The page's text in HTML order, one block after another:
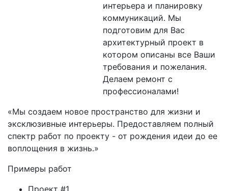
интерьера и планировку
коммуникаций. Мы
подготовим для Вас
архитектурный проект в
котором описаны все Ваши
требования и пожелания.
Делаем ремонт с
профессионалами!
«Мы создаем новое пространство для жизни и
эксклюзивные интерьеры. Предоставляем полный
спектр работ по проекту - от рождения идеи до ее
воплощения в жизнь.»
Примеры работ
Проект #1